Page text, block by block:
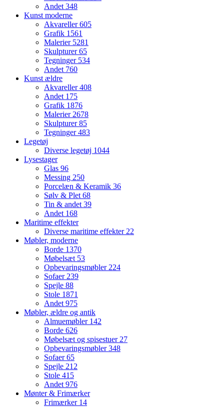
Andet 348
Kunst moderne
Akvareller605
Grafik 1561
Malerier 5281
Skulpturer65
Tegninger 534
Andet 760
Kunst ældre
Akvareller408
Andet 175
Grafik 1876
Malerier 2678
Skulpturer85
Tegninger483
Legetøj
Diverse legetøj 1044
Lysestager
Glas 96
Messing 250
Porcelæn & Keramik 36
Sølv & Plet 68
Tin & andet 39
Andet 168
Maritime effekter
Diverse maritime effekter 22
Møbler, moderne
Borde 1370
Møbelsæt 53
Opbevaringsmøbler 224
Sofaer 239
Spejle 88
Stole 1871
Andet 975
Møbler, ældre og antik
Almuemøbler 142
Borde 626
Møbelsæt og spisestuer 27
Opbevaringsmøbler348
Sofaer65
Spejle 212
Stole 415
Andet 976
Mønter & Frimærker
Frimærker 14